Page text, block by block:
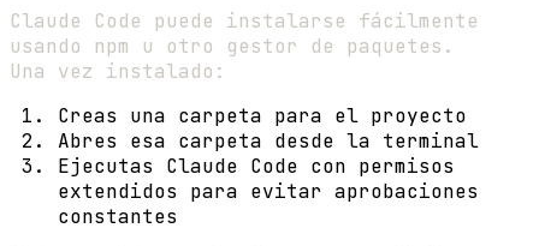
Claude Code puede instalarse fácilmente
usando npm u otro gestor de paquetes.
Una vez instalado:
Creas una carpeta para el proyecto
Abres esa carpeta desde la terminal
Ejecutas Claude Code con permisos
extendidos para evitar aprobaciones
constantes